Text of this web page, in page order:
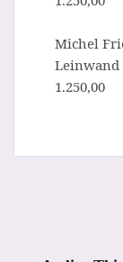
Michel
Leinwand
1.250,00